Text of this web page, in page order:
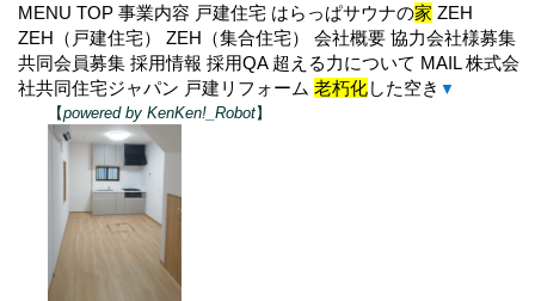
MENU TOP 事業内容 戸建住宅 はらっぱサウナの家 ZEH
ZEH（戸建住宅） ZEH（集合住宅） 会社概要 協力会社様募集
共同会員募集 採用情報 採用QA 超える力について MAIL 株式会
社共同住宅ジャパン 戸建リフォーム老朽化した空き ▼
【powered by KenKen!_Robot】